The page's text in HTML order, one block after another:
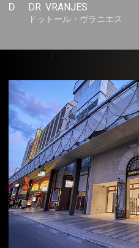
D DR. VRANJES
ドットール・ヴラニエス